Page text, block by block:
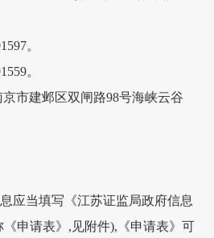
。
。
市建邺区双闸路98号海峡云谷
应当填写《江苏证监局政府信息
申请表》,见附件),《申请表》可